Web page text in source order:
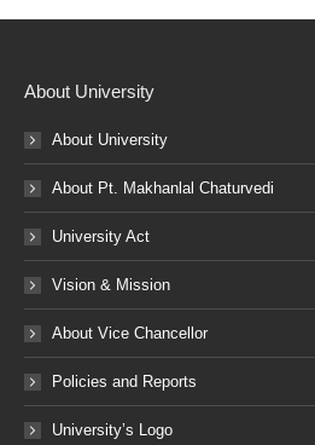
About University
About University
About Pt. Makhanlal Chaturvedi
University Act
Vision & Mission
About Vice Chancellor
Policies and Reports
University’s Logo